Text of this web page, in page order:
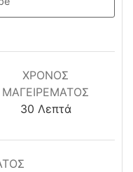
ΧΡΟΝΟΣ
ΜΑΓΕΙΡΕΜΑΤΟΣ
30minutes
Λεπτά